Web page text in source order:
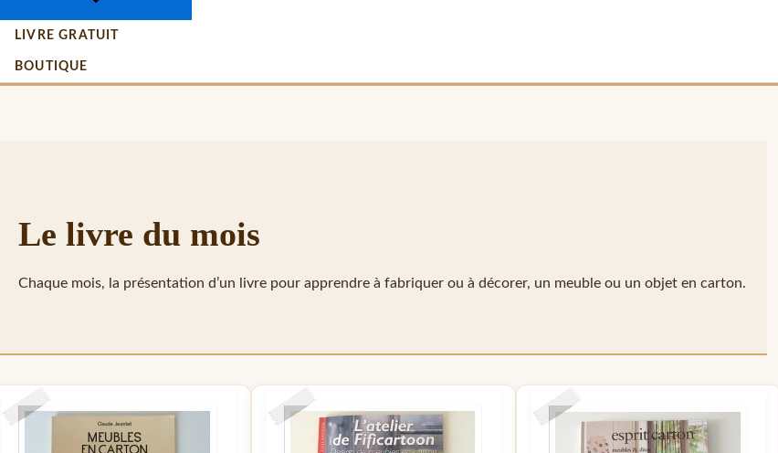
LIVRE GRATUIT
BOUTIQUE
Le livre du mois
Chaque mois, la présentation d’un livre pour apprendre à fabriquer ou à décorer, un meuble ou un objet en carton.